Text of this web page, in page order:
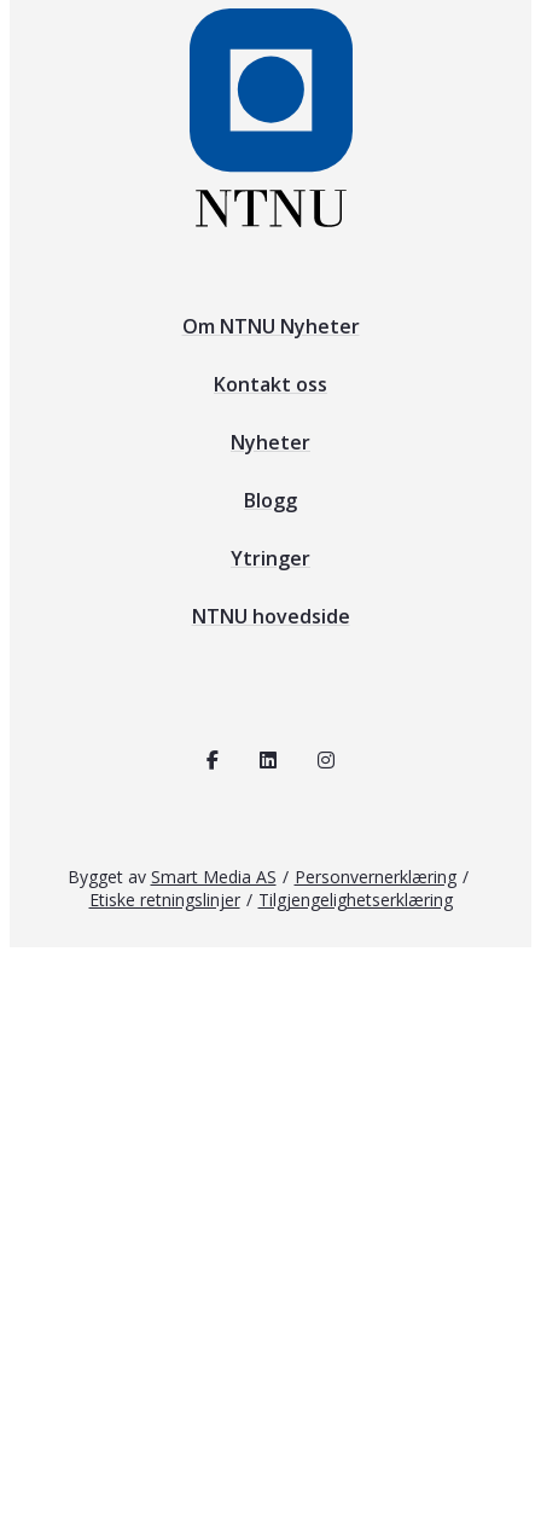
Om NTNU Nyheter
Kontakt oss
Nyheter
Blogg
Ytringer
NTNU hovedside
Bygget av Smart Media AS / Personvernerklæring /
Etiske retningslinjer / Tilgjengelighetserklæring